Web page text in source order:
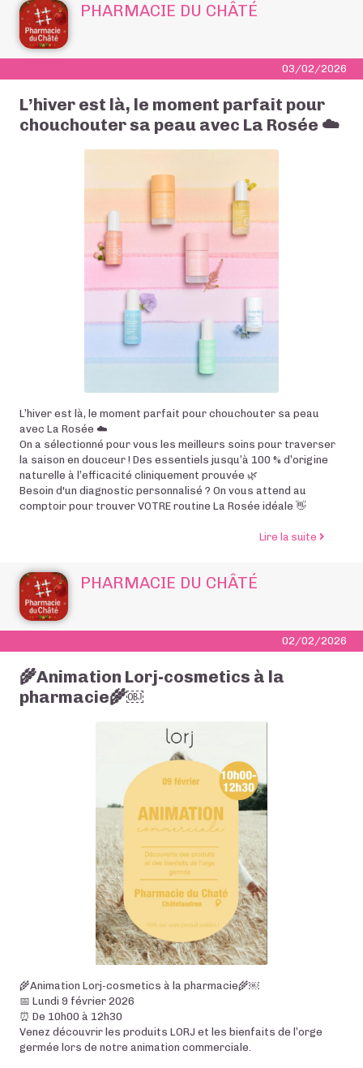
PHARMACIE DU CHÂTÉ
03/02/2026
L’hiver est là, le moment parfait pour
chouchouter sa peau avec La Rosée ☁️
L’hiver est là, le moment parfait pour chouchouter sa peau
avec La Rosée ☁️
On a sélectionné pour vous les meilleurs soins pour traverser
la saison en douceur ! Des essentiels jusqu’à 100 % d’origine
naturelle à l’efficacité cliniquement prouvée 🌿
Besoin d'un diagnostic personnalisé ? On vous attend au
comptoir pour trouver VOTRE routine La Rosée idéale 👋
Lire la suite de
PHARMACIE DU CHÂTÉ
02/02/2026
🌾Animation Lorj-cosmetics à la
pharmacie🌾￼
🌾Animation Lorj-cosmetics à la pharmacie🌾￼
📅 Lundi 9 février 2026
⏰ De 10h00 à 12h30
Venez découvrir les produits LORJ et les bienfaits de l’orge
germée lors de notre animation commerciale.